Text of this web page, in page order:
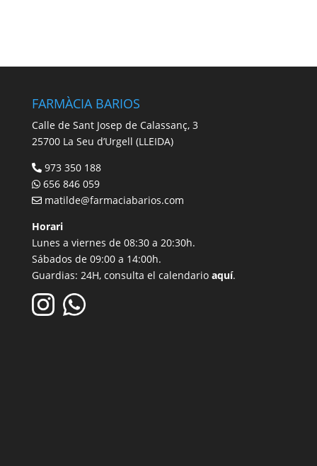
FARMÀCIA BARIOS
Calle de Sant Josep de Calassanç, 3
25700 La Seu d’Urgell (LLEIDA)
973 350 188
656 846 059
matilde@farmaciabarios.com
Horari
Lunes a viernes de 08:30 a 20:30h.
Sábados de 09:00 a 14:00h.
Guardias: 24H, consulta el calendario aquí.